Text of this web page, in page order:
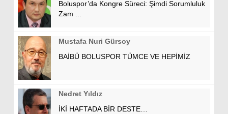
Boluspor’da Kongre Süreci: Şimdi Sorumluluk
Zam ...
Mustafa Nuri Gürsoy
BAİBÜ BOLUSPOR TÜMCE VE HEPİMİZ
Nedret Yıldız
İKİ HAFTADA BİR DESTE…